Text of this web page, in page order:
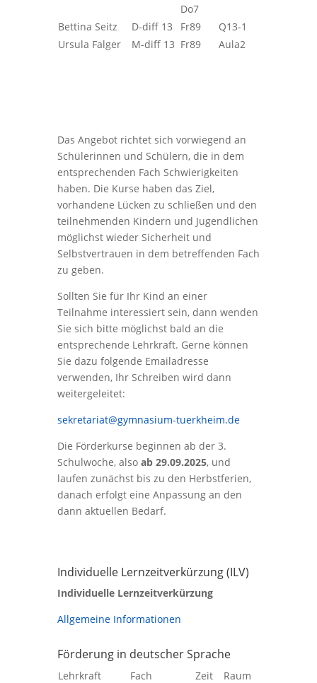
Do7
Bettina Seitz D-diff 13 Fr89
Q13-1
Ursula Falger
M-diff 13 Fr89 Aula2
Das Angebot richtet sich vorwiegend an
Schülerinnen und Schülern, die in dem
entsprechenden Fach Schwierigkeiten
haben. Die Kurse haben das Ziel,
vorhandene Lücken zu schließen und den
teilnehmenden Kindern und Jugendlichen
möglichst wieder Sicherheit und
Selbstvertrauen in dem betreffenden Fach
zu geben.
Sollten Sie für Ihr Kind an einer
Teilnahme interessiert sein, dann wenden
Sie sich bitte möglichst bald an die
entsprechende Lehrkraft. Gerne können
Sie dazu folgende Emailadresse
verwenden, Ihr Schreiben wird dann
weitergeleitet:
sekretariat@gymnasium-tuerkheim.de
Die Förderkurse beginnen ab der 3.
Schulwoche, also ab 29.09.2025, und
laufen zunächst bis zu den Herbstferien,
danach erfolgt eine Anpassung an den
dann aktuellen Bedarf.
Individuelle Lernzeitverkürzung (ILV)
Individuelle Lernzeitverkürzung
Allgemeine Informationen
Förderung in deutscher Sprache
Lehrkraft Fach Zeit
Raum